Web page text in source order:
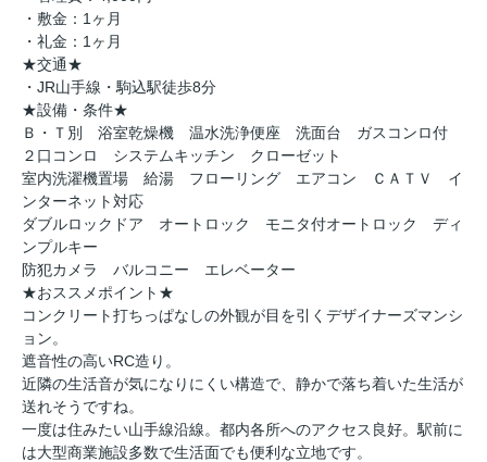
・敷金：1ヶ月
・礼金：1ヶ月
★交通★
・JR山手線・駒込駅徒歩8分
★設備・条件★
Ｂ・Ｔ別 浴室乾燥機 温水洗浄便座 洗面台 ガスコンロ付
２口コンロ システムキッチン クローゼット
室内洗濯機置場 給湯 フローリング エアコン ＣＡＴＶ イ
ンターネット対応
ダブルロックドア オートロック モニタ付オートロック ディ
ンプルキー
防犯カメラ バルコニー エレベーター
★おススメポイント★
コンクリート打ちっぱなしの外観が目を引くデザイナーズマンシ
ョン。
遮音性の高いRC造り。
近隣の生活音が気になりにくい構造で、静かで落ち着いた生活が
送れそうですね。
一度は住みたい山手線沿線。都内各所へのアクセス良好。駅前に
は大型商業施設多数で生活面でも便利な立地です。